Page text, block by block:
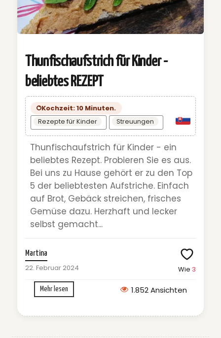
Thunfischaufstrich für Kinder -
beliebtes REZEPT
Kochzeit: 10 Minuten.
Rezepte für Kinder
Streuungen
Thunfischaufstrich für Kinder - ein
beliebtes Rezept. Probieren Sie es aus.
Bei uns zu Hause gehört er zu den Top
5 der beliebtesten Aufstriche. Einfach
auf Brot, Gebäck streichen, frisches
Gemüse dazu. Herzhaft und lecker
selbst gemacht...
Martina
22. Februar 2024 Wie 3
Mehr lesen 1.852 Ansichten